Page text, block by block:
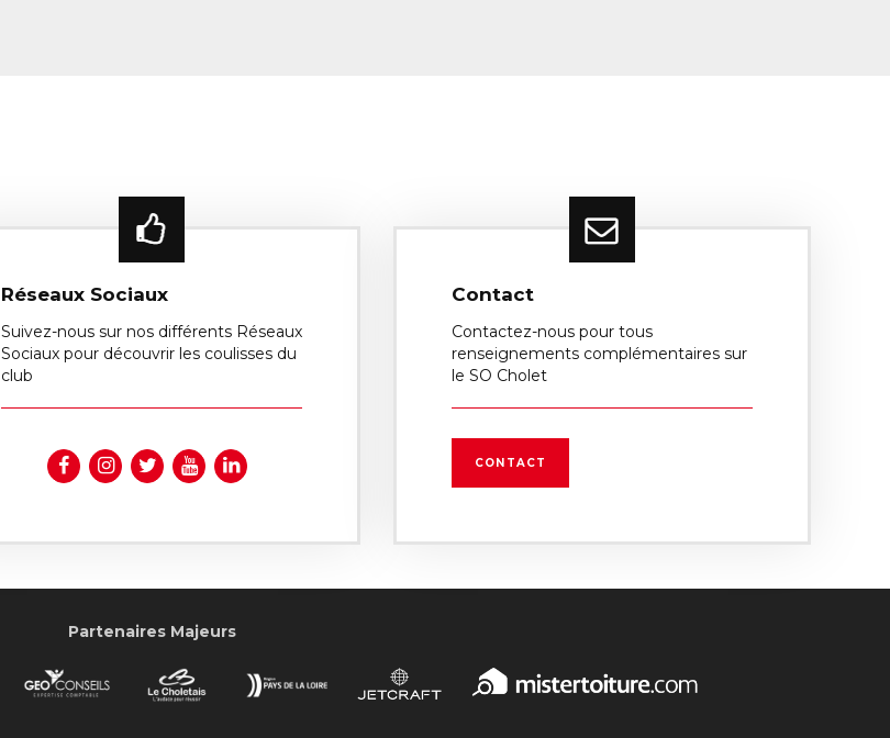
Réseaux Sociaux
Suivez-nous sur nos différents Réseaux
Sociaux pour découvrir les coulisses du
club
Contact
Contactez-nous pour tous
renseignements complémentaires sur
le SO Cholet
CONTACT
Partenaires Majeurs